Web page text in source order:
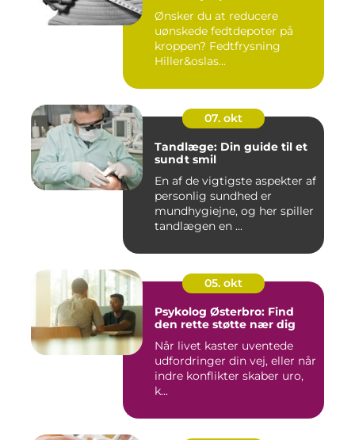
Ønsker du at reducere
uønskede fedtdepoter på
kroppen? Fedtfrysning
Hiller&oslas...
07. okt
Tandlæge: Din guide til et
sundt smil
En af de vigtigste aspekter af
personlig sundhed er
mundhygiejne, og her spiller
tandlægen en ...
05. okt
Psykolog Østerbro: Find
den rette støtte nær dig
Når livet kaster uventede
udfordringer din vej, eller når
indre konflikter skaber uro,
k...